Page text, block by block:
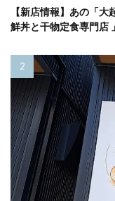
【新店情報】あの「
鮮丼と干物定食専門店